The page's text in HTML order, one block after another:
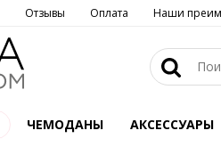
Отзывы Оплата Наши
ЧЕМОДАНЫ АКСЕССУАРЫ